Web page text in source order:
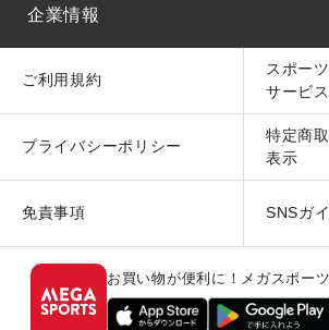
企業情報
ご利用規約
スポー
サービ
プライバシーポリシー
特定商
表示
免責事項 SNSガ
お買い物が便利に！メガスポー